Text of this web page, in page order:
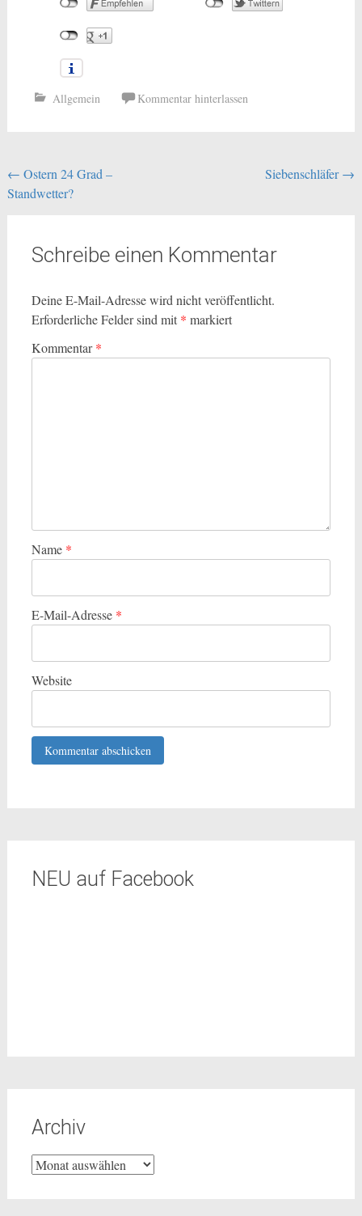
Allgemein Kommentar hinterlassen
Beitragsnavigation
← Ostern 24 Grad –
Standwetter?
Siebenschläfer→
Schreibe einen Kommentar
Deine E-Mail-Adresse wird nicht veröffentlicht.
Erforderliche Felder sind mit * markiert
Kommentar*
Name *
E-Mail-Adresse *
Website
NEU auf Facebook
Archiv
Archiv